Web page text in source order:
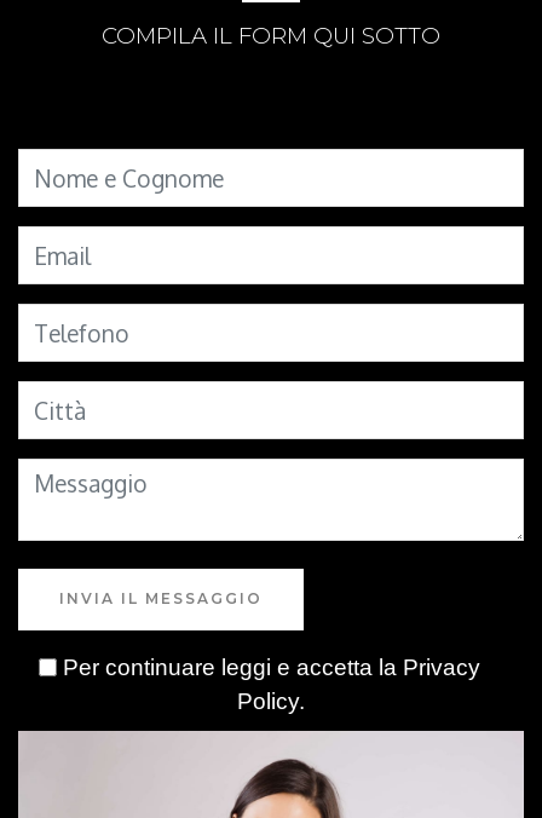
COMPILA IL FORM QUI SOTTO
INVIA IL MESSAGGIO
Per continuare leggi e accetta la Privacy
Policy.